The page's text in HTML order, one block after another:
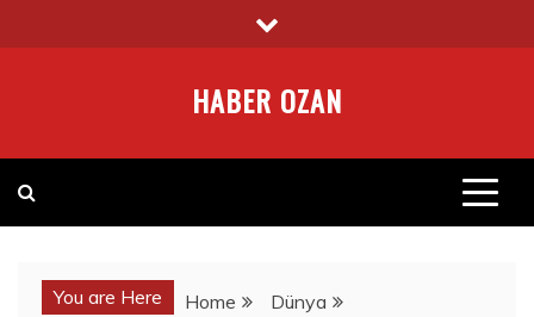
to
HABER OZAN
You are Here Home
Dünya